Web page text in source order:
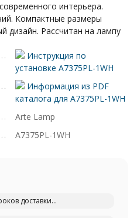
интерьера.
Компактные размеры
дизайн. Рассчитан на лампу
Инструкция по
установке A7375PL-1WH
Информация из PDF
каталога для A7375PL-1WH
Arte Lamp
A7375PL-1WH
доставки...